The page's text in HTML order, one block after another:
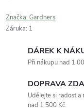
Značka: Gardners
Záruka: 1
DÁREK K
Při nákupu nad 1
DOPRAVA
Udělejte si radost
nad 1 500 Kč.